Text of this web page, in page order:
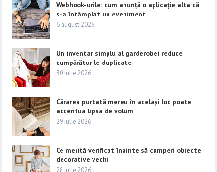
Webhook-urile: cum anunță o aplicație alta că
s-a întâmplat un eveniment
6 august 2026
Un inventar simplu al garderobei reduce
cumpărăturile duplicate
30 iulie 2026
Cărarea purtată mereu în același loc poate
accentua lipsa de volum
29 iulie 2026
Ce merită verificat înainte să cumperi obiecte
decorative vechi
28 iulie 2026